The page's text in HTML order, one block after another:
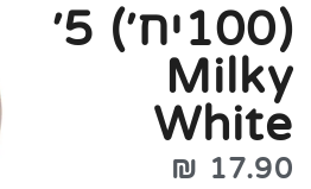
(100יח׳) 5׳
Milky
White
17.90
₪